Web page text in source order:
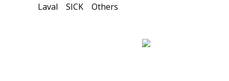
Laval
SICK Others